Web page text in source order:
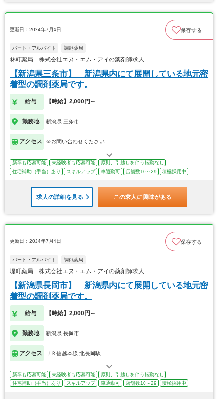
更新日：2024年7月4日 保存する
パート・アルバイト 調剤薬局
林町薬局 株式会社エヌ・エム・アイの薬剤師求人
【新潟県三条市】 新潟県内にて展開している地元密
着型の調剤薬局です。
給与 【時給】2,000円～
勤務地 新潟県 三条市
アクセス ※お問い合わせください
新卒も応募可能 未経験者も応募可能
原則、引越しを伴う転勤なし
住宅補助（手当）あり
スキルアップ 車通勤可 店舗数10～29 積極採用中
求人の詳細を見る この求人に興味がある
更新日：2024年7月4日 保存する
パート・アルバイト 調剤薬局
堤町薬局 株式会社エヌ・エム・アイの薬剤師求人
【新潟県長岡市】 新潟県内にて展開している地元密
着型の調剤薬局です。
給与 【時給】2,000円～
勤務地 新潟県 長岡市
アクセス ＪＲ信越本線 北長岡駅
新卒も応募可能 未経験者も応募可能
原則、引越しを伴う転勤なし
住宅補助（手当）あり
スキルアップ 車通勤可 店舗数10～29 積極採用中